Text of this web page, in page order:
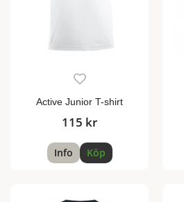
Active Junior T-shirt
115 kr
Info Köp